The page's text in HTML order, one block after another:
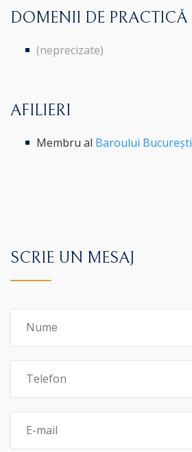
DOMENII DE PRACTICĂ
(neprecizate)
AFILIERI
Membru al Baroului București
SCRIE UN MESAJ